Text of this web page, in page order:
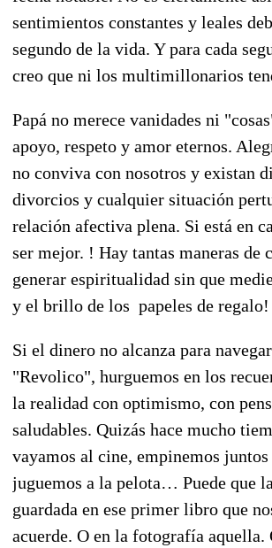
sentimientos constantes y leales
segundo de la vida. Y para cada
creo que ni los multimillonarios
Papá no merece vanidades ni
apoyo, respeto y amor eternos.
no conviva con nosotros y existan
divorcios y cualquier situación
relación afectiva plena. Si está en
ser mejor. ! Hay tantas maneras de
generar espiritualidad sin que
y el brillo de los papeles de regalo!
Si el dinero no alcanza para
"Revolico", hurguemos en los
la realidad con optimismo, con
saludables. Quizás hace mucho
vayamos al cine, empinemos juntos
juguemos a la pelota… Puede que
guardada en ese primer libro que
acuerde. O en la fotografía aquella.